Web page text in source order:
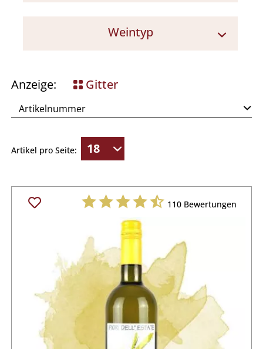
Weintyp
Anzeige:
Gitter
Artikel pro Seite:
110Bewertungen